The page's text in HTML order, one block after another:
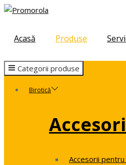
Skip
navigation
Skip
content
Acasă Produse
Categorii produse
Birotică
Accesorii